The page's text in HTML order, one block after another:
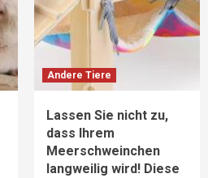
Andere Tiere
Lassen Sie nicht zu,
dass Ihrem
Meerschweinchen
langweilig wird! Diese